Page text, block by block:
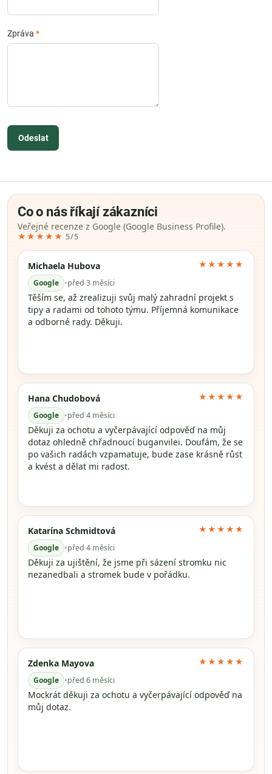
Zpráva *
Odeslat
Co o nás říkají zákazníci
Veřejné recenze z Google (Google Business Profile).
★★★★★ 5/5
Michaela Hubova
Google •před 3 měsíci
★★★★★
Těším se, až zrealizuji svůj malý zahradní projekt s
tipy a radami od tohoto týmu. Příjemná komunikace
a odborné rady. Děkuji.
Hana Chudobová
Google •před 4 měsíci
★★★★★
Děkuji za ochotu a vyčerpávající odpověď na můj
dotaz ohledně chřadnoucí buganvilei. Doufám, že se
po vašich radách vzpamatuje, bude zase krásně růst
a kvést a dělat mi radost.
Katarína Schmidtová
Google •před 4 měsíci
★★★★★
Děkuji za ujištění, že jsme při sázení stromku nic
nezanedbali a stromek bude v pořádku.
Zdenka Mayova
Google •před 6 měsíci
★★★★★
Mockrát děkuji za ochotu a vyčerpávající odpověď na
můj dotaz.